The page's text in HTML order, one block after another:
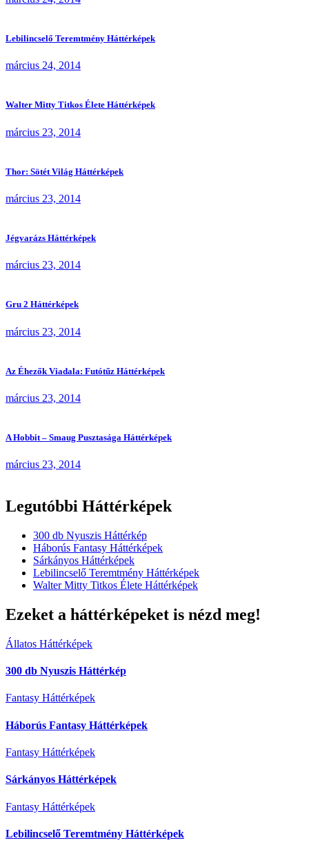
Lebilincselő Teremtmény Háttérképek
március 24, 2014
Walter Mitty Titkos Élete Háttérképek
március 23, 2014
Thor: Sötét Világ Háttérképek
március 23, 2014
Jégvarázs Háttérképek
március 23, 2014
Gru 2 Háttérképek
március 23, 2014
Az Éhezők Viadala: Futótűz Háttérképek
március 23, 2014
A Hobbit – Smaug Pusztasága Háttérképek
március 23, 2014
Legutóbbi Háttérképek
300 db Nyuszis Háttérkép
Háborús Fantasy Háttérképek
Sárkányos Háttérképek
Lebilincselő Teremtmény Háttérképek
Walter Mitty Titkos Élete Háttérképek
Ezeket a háttérképeket is nézd meg!
Állatos Háttérképek
300 db Nyuszis Háttérkép
Fantasy Háttérképek
Háborús Fantasy Háttérképek
Fantasy Háttérképek
Sárkányos Háttérképek
Fantasy Háttérképek
Lebilincselő Teremtmény Háttérképek